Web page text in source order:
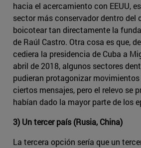
hacia el acercamiento con EEUU,
sector más conservador dentro del
boicotear tan directamente la
de Raúl Castro. Otra cosa es que,
cediera la presidencia de Cuba a
abril de 2018, algunos sectores
pudieran protagonizar
ciertos mensajes, pero el relevo se
habían dado la mayor parte de los
3) Un tercer país (Rusia, China)
La tercera opción sería que un